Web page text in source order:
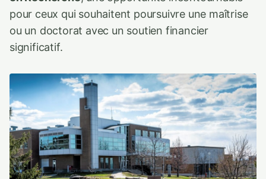
pour ceux qui souhaitent poursuivre une maîtrise
ou un doctorat avec un soutien financier
significatif.